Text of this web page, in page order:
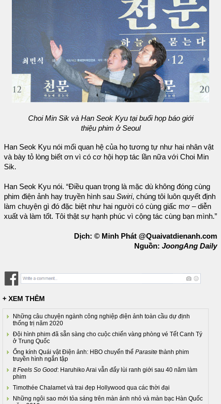
Choi Min Sik và Han Seok Kyu tại buổi họp báo giới
thiệu phim ở Seoul
Han Seok Kyu nói mối quan hệ của họ tương tự như hai nhân vật
và bày tỏ lòng biết ơn vì có cơ hội hợp tác lần nữa với Choi Min
Sik.
Han Seok Kyu nói. “Điều quan trọng là mặc dù không đóng cùng
phim điện ảnh hay truyền hình sau Swiri, chúng tôi luôn quyết định
làm chuyện gì đó đặc biệt như hai người có cùng giấc mơ – diễn
xuất và làm tốt. Tôi thật sự hạnh phúc vì cộng tác cùng bạn mình.”
Dịch: © Minh Phát @Quaivatdienanh.com
Nguồn: JoongAng Daily
+ XEM THÊM
Những câu chuyện ngành công nghiệp điện ảnh toàn cầu dự định
thống trị năm 2020
Đội hình phim đã sẵn sàng cho cuộc chiến vàng phòng vé Tết Canh Tý
ở Trung Quốc
Ống kính Quái vật Điện ảnh: HBO chuyển thể Parasite thành phim
truyền hình ngắn tập
It Feels So Good: Haruhiko Arai vẫn đẩy lùi ranh giới sau 40 năm làm
phim
Timothée Chalamet và trai đẹp Hollywood qua các thời đại
Những ngôi sao mới tỏa sáng trên màn ảnh nhỏ và màn bạc Hàn Quốc